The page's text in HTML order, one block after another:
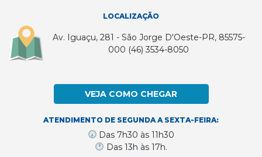
LOCALIZAÇÃO
Av. Iguaçu, 281 - São Jorge D'Oeste-PR, 85575-
000 (46) 3534-8050
VEJA COMO CHEGAR
ATENDIMENTO DE SEGUNDA A SEXTA-FEIRA:
Das 7h30 às 11h30
Das 13h às 17h.